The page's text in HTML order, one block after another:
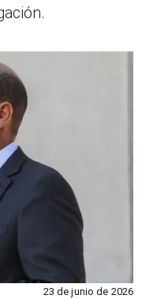
23 de junio de 2026